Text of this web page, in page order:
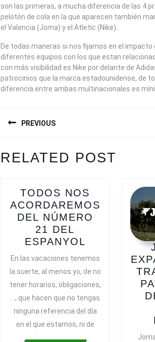
son las primeras, a mucha diferencia de las 4
pelotón de cola en la que aparecen también
el Valencia (Joma) y el Atletic (Nike).
De todas maneras si nos fijamos en el impacto
diferentes equipos con los que estan
con más visibilidad es Nike por delante de
patrocinios que la marca estadounidense, de
diferencia entre ambas multinacionales es
DE
ENTRADAS
PREVIOUS
post:
RELATED POST
TODOS NOS
ACORDAREMOS
DEL NÚMERO
21 DEL
ESPANYOL
DEL
NÚMERO
21
DEL
ESPANYOL
En las vacaciones tenemos
la suerte, al menos yo, de no
tener horarios, obligaciones,
…, que hacen que no tengas
ninguna referencia del día
en el que estamos, ni de